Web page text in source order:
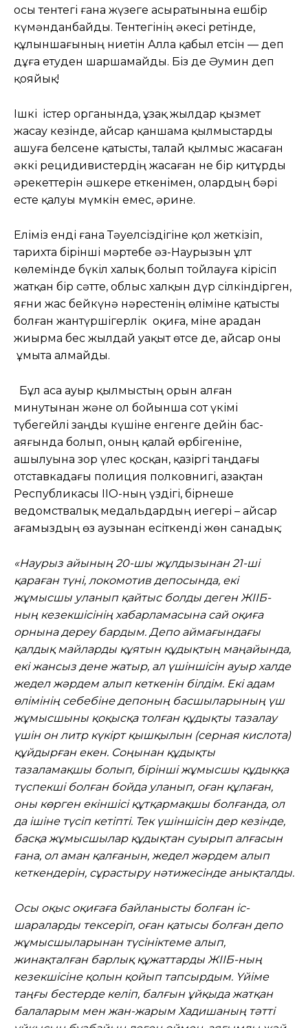
осы тентегі ғана жүзеге асыратынына ешбір
күмәнданбайды. Тентегінің әкесі ретінде,
құлыншағының ниетін Алла қабыл етсін — деп
дұға етуден шаршамайды. Біз де Әумин деп
қояйық!
Ішкі істер органында, ұзақ жылдар қызмет
жасау кезінде, Қайсар қаншама қылмыстарды
ашуға белсене қатысты, талай қылмыс жасаған
әккі рецидивистердің жасаған не бір қитұрды
әрекеттерін әшкере еткенімен, олардың бәрі
есте қалуы мүмкін емес, әрине.
Еліміз енді ғана Тәуелсіздігіне қол жеткізіп,
тарихта бірінші мәртебе әз-Наурызын ұлт
көлемінде бүкіл халық болып тойлауға кірісіп
жатқан бір сәтте, облыс халқын дүр сілкіндірген,
яғни жас бейкүнә нәрестенің өліміне қатысты
болған жантүршігерлік оқиға, міне арадан
жиырма бес жылдай уақыт өтсе де, Қайсар оны
ұмыта алмайды.
Бұл аса ауыр қылмыстың орын алған
минутынан және ол бойынша сот үкімі
түбегейлі заңды күшіне енгенге дейін бас-
аяғында болып, оның қалай өрбігеніне,
ашылуына зор үлес қосқан, қазіргі таңдағы
отставкадағы полиция полковнигі, Қазақтан
Республикасы ІІО-ның үздігі, бірнеше
ведомствалық медальдардың иегері – Қайсар
ағамыздың өз аузынан есіткенді жөн санадық:
«Наурыз айының 20-шы жұлдызынан 21-ші
қараған түні, локомотив депосында, екі
жұмысшы уланып қайтыс болды деген ЖІІБ-
ның кезекшісінің хабарламасына сай оқиға
орнына дереу бардым. Депо аймағындағы
қалдық майларды құятын құдықтың маңайында,
екі жансыз дене жатыр, ал үшіншісін ауыр халде
жедел жәрдем алып кеткенін білдім. Екі адам
өлімінің себебіне депоның басшыларының үш
жұмысшыны қоқысқа толған құдықты тазалау
үшін он литр күкірт қышқылын (серная кислота)
құйдырған екен. Соңынан құдықты
тазаламақшы болып, бірінші жұмысшы құдыққа
түспекші болған бойда уланып, оған құлаған,
оны көрген екіншісі құтқармақшы болғанда, ол
да ішіне түсіп кетіпті. Тек үшіншісін дер кезінде,
басқа жұмысшылар құдықтан суырып алғасын
ғана, ол аман қалғанын, жедел жәрдем алып
кеткендерін, сұрастыру нәтижесінде анықталды.
Осы оқыс оқиғаға байланысты болған іс-
шараларды тексеріп, оған қатысы болған депо
жұмысшыларынан түсініктеме алып,
жинақталған барлық құжаттарды ЖІІБ-ның
кезекшісіне қолын қойып тапсырдым. Үйіме
таңғы бестерде келіп, балғын ұйқыда жатқан
балаларым мен жан-жарым Хадишаның тәтті